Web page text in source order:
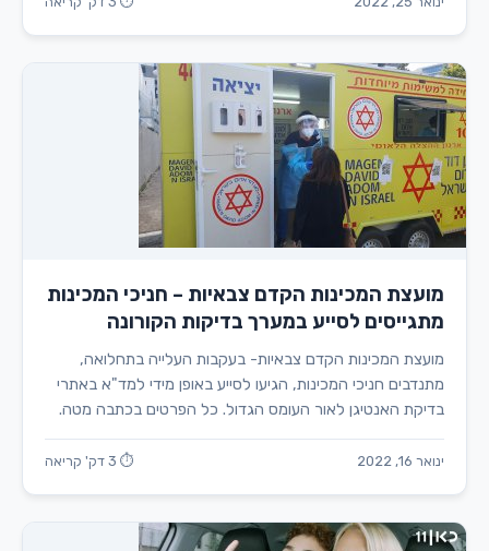
מועצת המכינות הקדם צבאיות – חניכי המכינות
מתגייסים לסייע במערך בדיקות הקורונה
מועצת המכינות הקדם צבאיות- בעקבות העלייה בתחלואה,
מתנדבים חניכי המכינות, הגיעו לסייע באופן מידי למד"א באתרי
בדיקת האנטיגן לאור העומס הגדול. כל הפרטים בכתבה מטה.
ינואר 16, 2022 ⏱ 3 דק' קריאה